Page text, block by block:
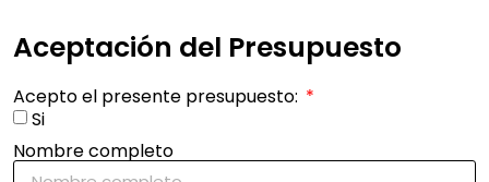
Aceptación del Presupuesto
Acepto el presente presupuesto:
Si
Nombre completo